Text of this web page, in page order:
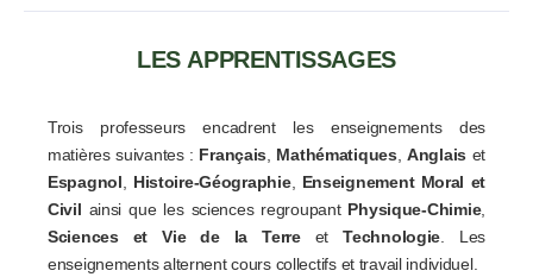
LES APPRENTISSAGES
Trois professeurs encadrent les enseignements des
matières suivantes : Français Mathématiques ,Anglais et
Espagnol
Histoire-Géographie, Enseignement Moral et
Civil ainsi que les sciences regroupant Physique-Chimie,
Sciences et Vie de la TerreetTechnologie . Les
enseignements alternent cours collectifs et travail individuel.